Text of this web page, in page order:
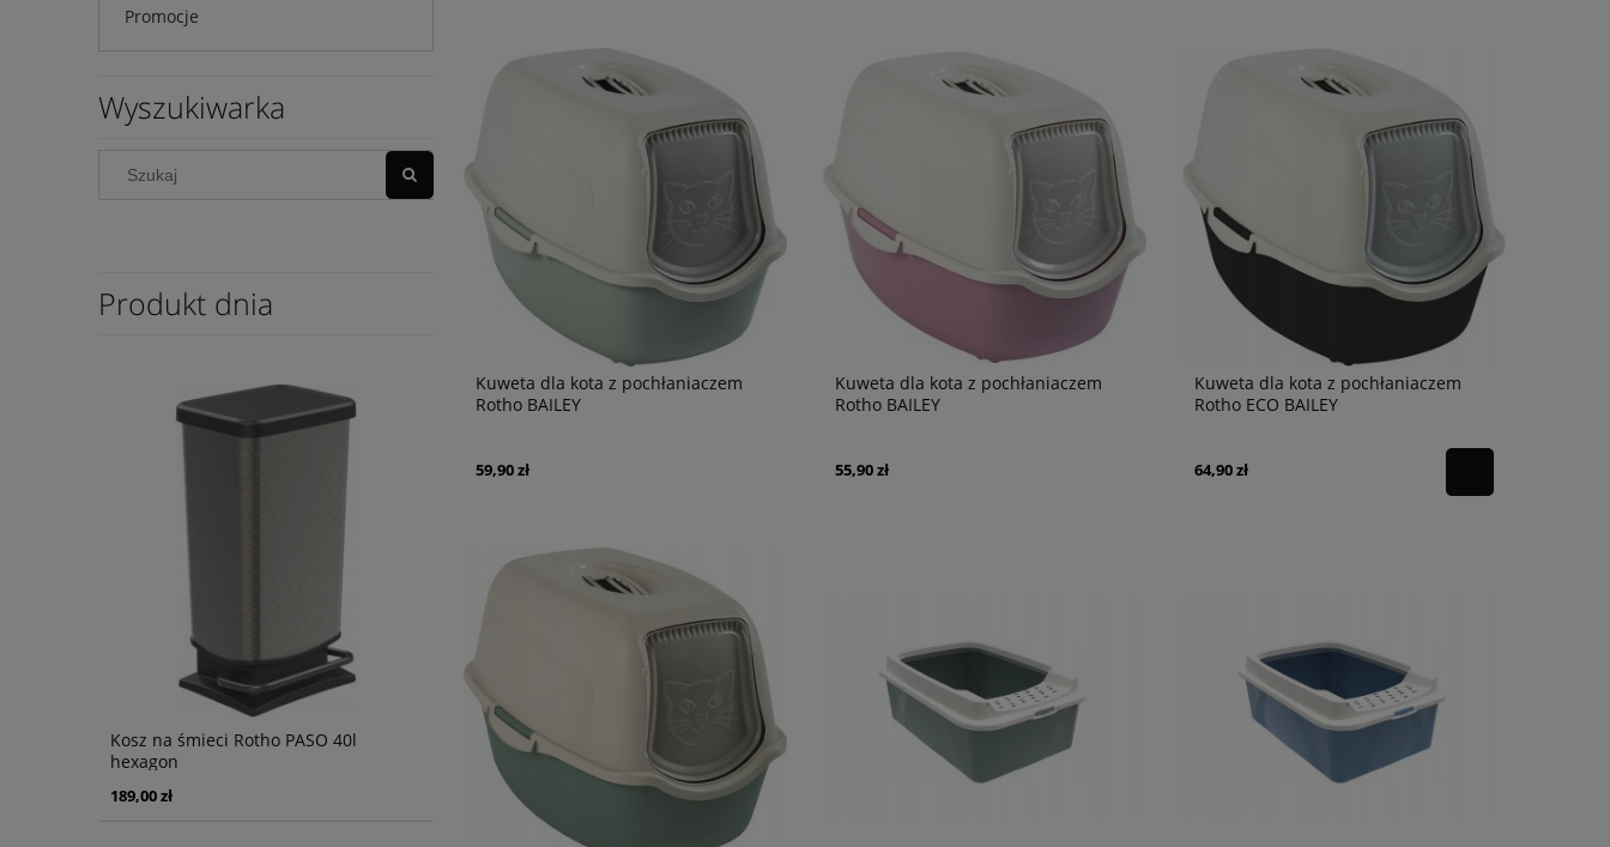
Promocje
Wyszukiwarka
Produkt dnia
Kosz na śmieci Rotho PASO 40l
hexagon
189,00 zł
Kuweta dla kota z pochłaniaczem
Rotho BAILEY
59,90 zł
Kuweta dla kota z pochłaniaczem
Rotho BAILEY
55,90 zł
Kuweta dla kota z pochłaniaczem
Rotho ECO BAILEY
64,90 zł